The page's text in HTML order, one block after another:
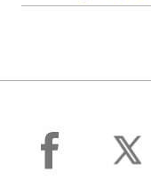
facebook